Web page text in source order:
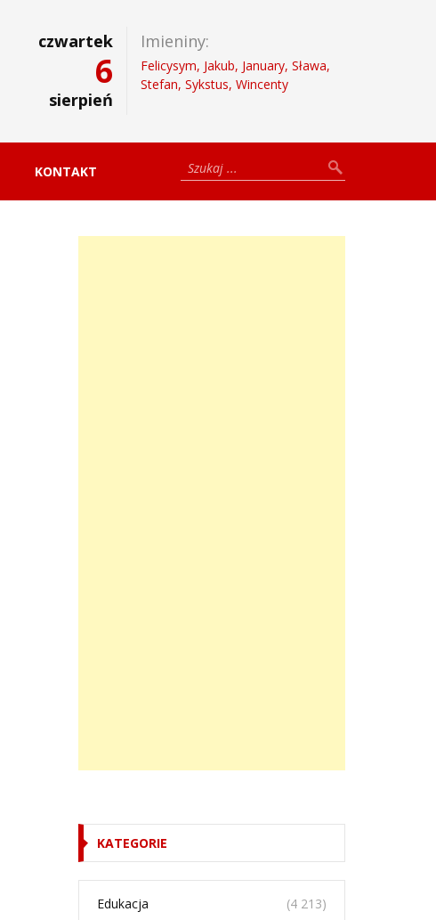
czwartek
6
sierpień
Imieniny:
Felicysym, Jakub, January, Sława,
Stefan, Sykstus, Wincenty
KONTAKT
KATEGORIE
Edukacja (4 213)